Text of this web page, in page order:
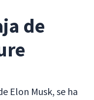
de
Elon Musk, se ha